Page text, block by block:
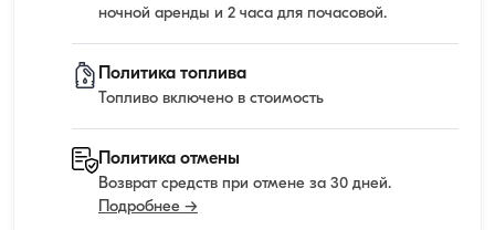
ночной аренды и 2 часа для почасовой.
Политика топлива
Топливо включено в стоимость
Политика отмены
Возврат средств при отмене за 30 дней.
Подробнее →